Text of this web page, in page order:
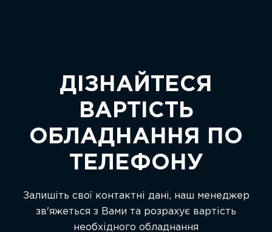
ДІЗНАЙТЕСЯ
ВАРТІСТЬ
ОБЛАДНАННЯ ПО
ТЕЛЕФОНУ
Залишіть свої контактні дані, наш менеджер
зв'яжеться з Вами та розрахує вартість
необхідного обладнання